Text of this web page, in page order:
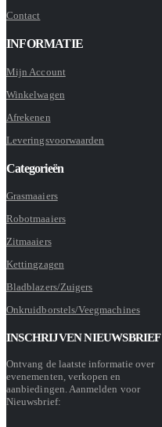
Contact
INFORMATIE
Mijn Account
Winkelwagen
Afrekenen
Leveringsvoorwaarden
Categorieën
Grasmaaiers
Robotmaaiers
Zitmaaiers
Kettingzagen
Bladblazers/Zuigers
Onkruidborstels/Veegmachines
INSCHRIJVEN NIEUWSBRIEF
Ontvang de laatste informatie over
evenementen, verkopen en
aanbiedingen. Aanmelden voor
Nieuwsbrief: